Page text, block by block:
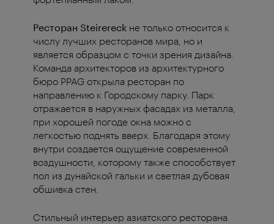
Ресторан Steirereck не только относится к
числу лучших ресторанов мира, но и
является образцом с точки зрения дизайна.
Команда архитекторов из архитектурного
бюро PPAG открыла ресторан по
направлению к Городскому парку. Парк
отражается в наружных фасадах из металла,
при хорошей погоде окна можно с
легкостью поднять вверх. Благодаря этому
внутри создается ощущение современной
воздушности, которому также способствует
пол из дунайской гальки и светлая дубовая
обшивка стен.
Стильный интерьер азиатского ресторана